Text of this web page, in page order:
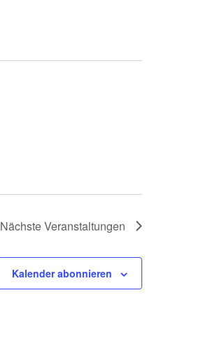
NächsteVeranstaltungen
Kalender abonnieren